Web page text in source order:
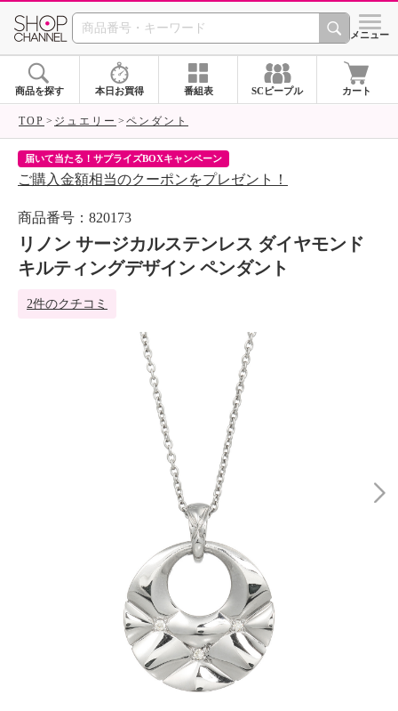
SHOP CHANNEL シメニュー
商品を探す 本日お買得 番組表 SCピープル カート
TOP ジュエリー ペンダント
届いて当たる！サプライズBOXキャンペーン
ご購入金額相当のクーポンをプレゼント！
商品番号：820173
リノン サージカルステンレス ダイヤモンド
キルティングデザイン ペンダント
2件のクチコミ